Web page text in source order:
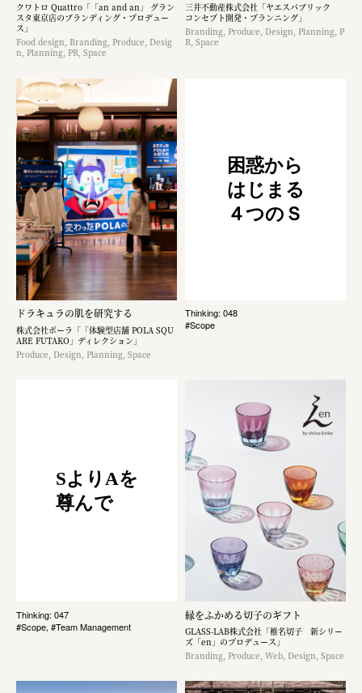
クワトロ Quattro「「an and an」 グラン
スタ東京店のブランディング・プロデュー
ス」
Food design, Branding, Produce, Desig
n, Planning, PR, Space
三井不動産株式会社「ヤエスパブリック
コンセプト開発・プランニング」
Branding, Produce, Design, Planning, P
R, Space
ドラキュラの肌を研究する
株式会社ポーラ「「体験型店舗 POLA SQU
ARE FUTAKO」ディレクション」
Produce, Design, Planning, Space
困惑から
はじまる
４つのＳ
Thinking: 048
#Scope
SよりAを
尊んで
Thinking: 047
#Scope, #Team Management
縁をふかめる切子のギフト
GLASS-LAB株式会社「椎名切子 新シリー
ズ「en」のプロデュース」
Branding, Produce, Web, Design, Space